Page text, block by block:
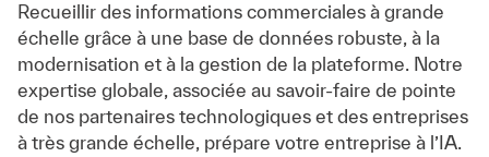
Recueillir des informations commerciales à grande
échelle grâce à une base de données robuste, à la
modernisation et à la gestion de la plateforme. Notre
expertise globale, associée au savoir-faire de pointe
de nos partenaires technologiques et des entreprises
à très grande échelle, prépare votre entreprise à l’IA.